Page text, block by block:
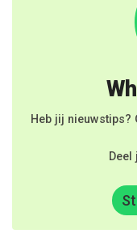
Heb jij nieuwstips?